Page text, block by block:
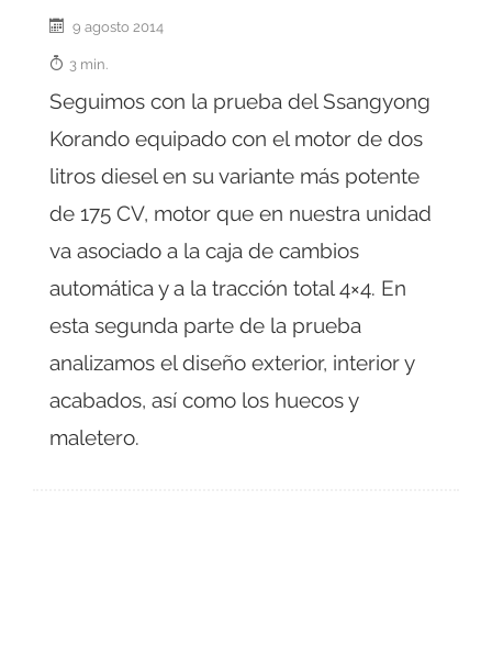
9 agosto 2014
3 min.
Seguimos con la prueba del Ssangyong
Korando equipado con el motor de dos
litros diesel en su variante más potente
de 175 CV, motor que en nuestra unidad
va asociado a la caja de cambios
automática y a la tracción total 4×4. En
esta segunda parte de la prueba
analizamos el diseño exterior, interior y
acabados, así como los huecos y
maletero.